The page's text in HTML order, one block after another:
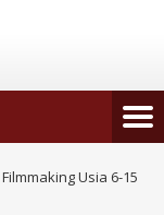
Usia 6-15